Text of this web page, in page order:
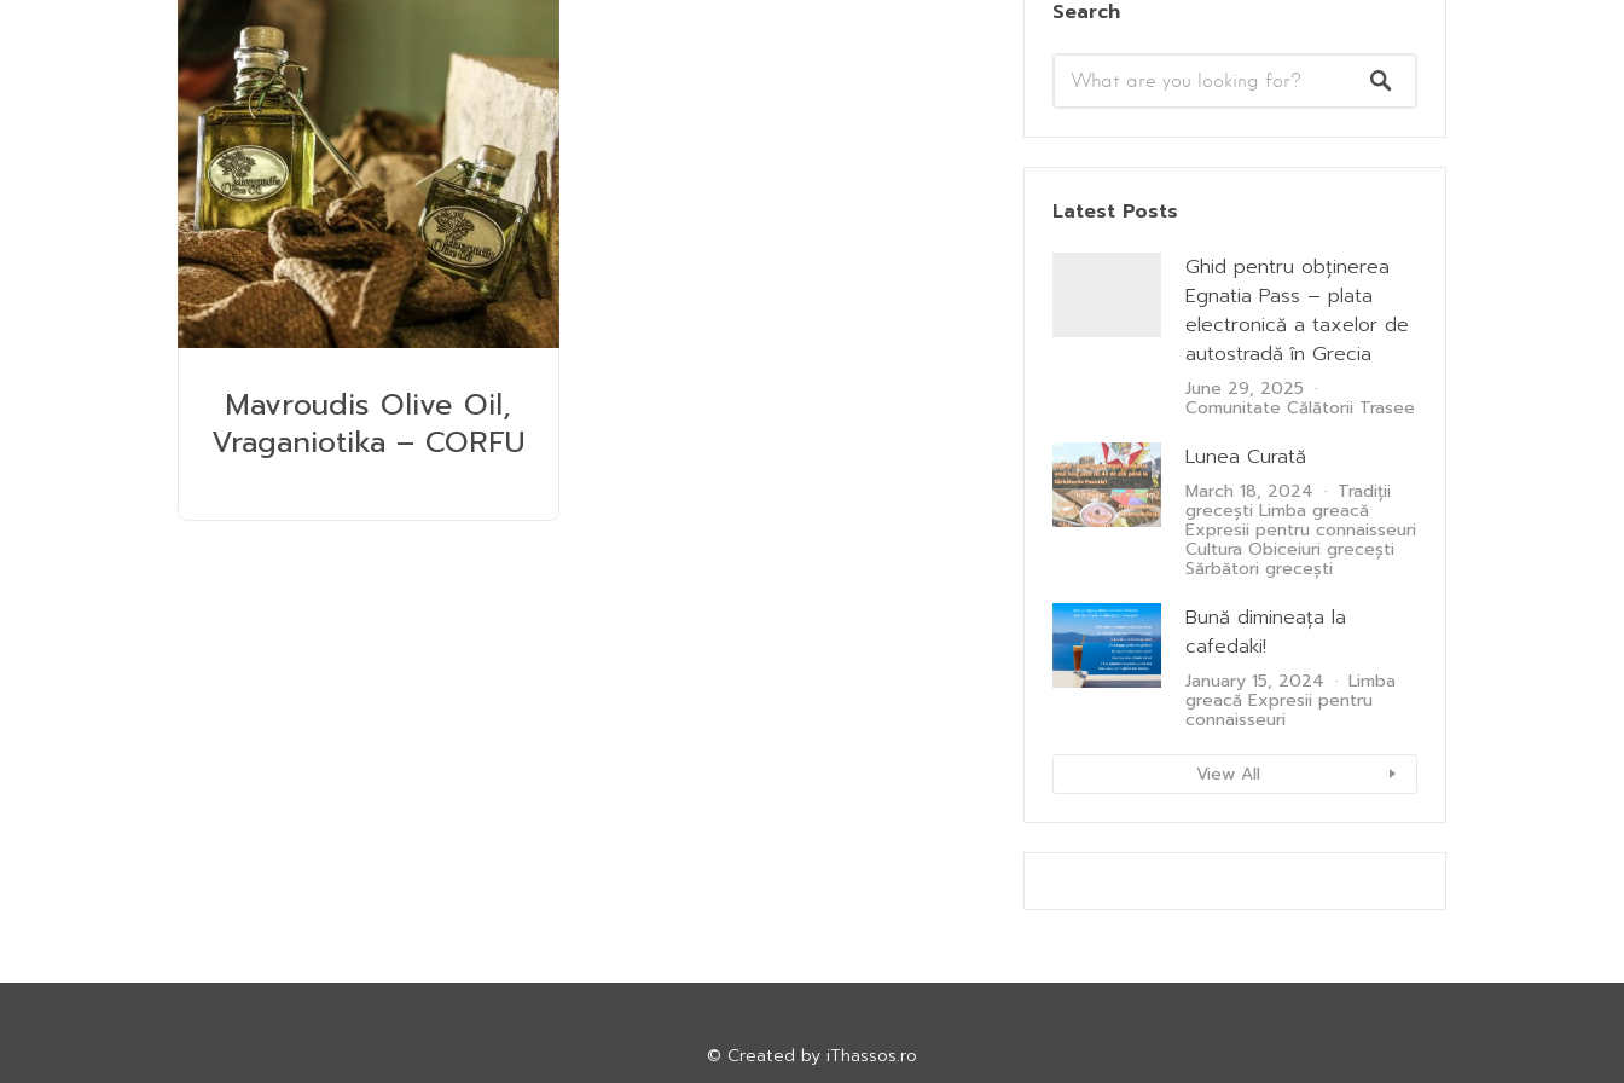
Mavroudis Olive Oil,
Vraganiotika – CORFU
Search
Latest Posts
Ghid pentru obținerea
Egnatia Pass – plata
electronică a taxelor de
autostradă în Grecia
June 29, 2025
Comunitate Călătorii Trasee
Lunea Curată
March 18, 2024 Tradiții
grecești Limba greacă
Expresii pentru connaisseuri
Cultura Obiceiuri grecești
Sărbători grecești
Bună dimineața la
cafedaki!
January 15, 2024 Limba
greacă Expresii pentru
connaisseuri
View All
© Created by iThassos.ro